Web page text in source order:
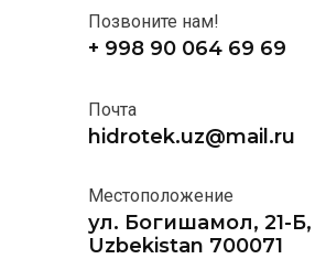
Позвоните нам!
+ 998 90 064 69 69
Почта
hidrotek.uz@mail.ru
Местоположение
ул. Богишамол, 21-
Uzbekistan 700071